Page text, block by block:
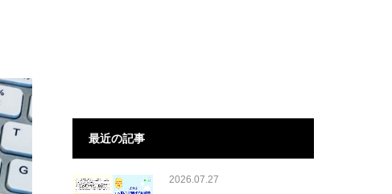
最近の記事
2026.07.27